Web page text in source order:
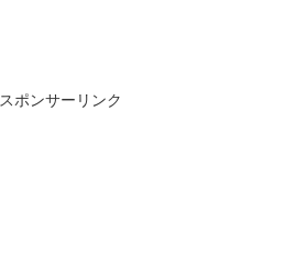
スポンサーリンク